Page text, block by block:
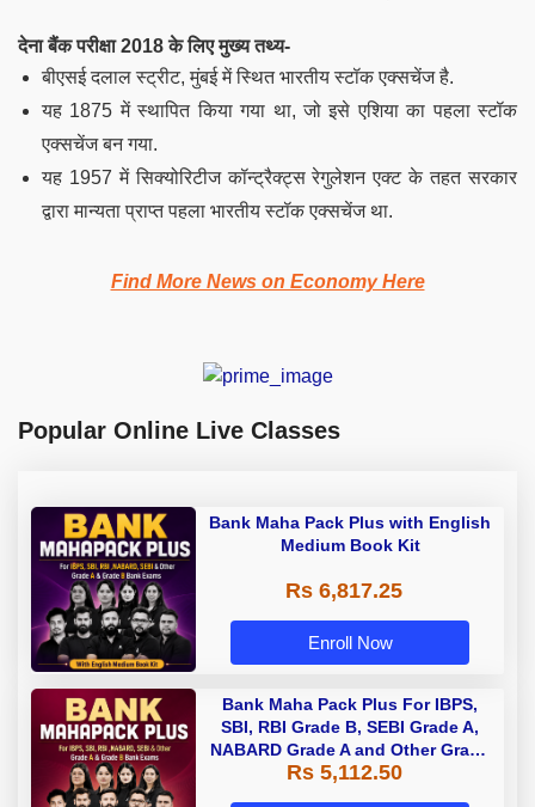
देना बैंक परीक्षा2018 के लिए मुख्य तथ्य-
बीएसई दलाल स्ट्रीट, मुंबई में स्थित भारतीय स्टॉक एक्सचेंज है.
यह 1875 में स्थापित किया गया था, जो इसे एशिया का पहला स्टॉक
एक्सचेंज बन गया.
यह 1957 में सिक्योरिटीज कॉन्ट्रैक्ट्स रेगुलेशन एक्ट के तहत सरकार
द्वारा मान्यता प्राप्त पहला भारतीय स्टॉक एक्सचेंज था.
Find More News on Economy Here
Popular Online Live Classes
Bank Maha Pack Plus with English
Medium Book Kit
Rs 6,817.25
Enroll Now
Bank Maha Pack Plus For IBPS,
SBI, RBI Grade B, SEBI Grade A,
NABARD Grade A and Other Grade
A & Grade B Bank Exams
Rs 5,112.50